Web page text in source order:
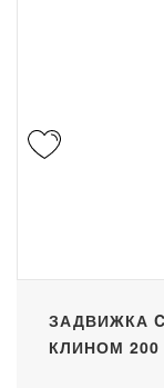
ЗАДВИЖКА
КЛИНОМ 200